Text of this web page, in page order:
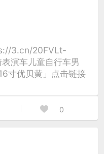
3.cn/20FVLt-
演车儿童自行车男
寸优贝黄」点击链接
0